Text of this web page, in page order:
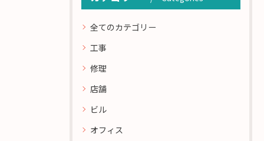
全てのカテゴリー
工事
修理
店舗
ビル
オフィス